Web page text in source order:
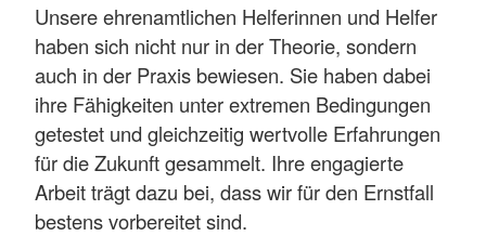
Unsere ehrenamtlichen Helferinnen und Helfer
haben sich nicht nur in der Theorie, sondern
auch in der Praxis bewiesen. Sie haben dabei
ihre Fähigkeiten unter extremen Bedingungen
getestet und gleichzeitig wertvolle Erfahrungen
für die Zukunft gesammelt. Ihre engagierte
Arbeit trägt dazu bei, dass wir für den Ernstfall
bestens vorbereitet sind.